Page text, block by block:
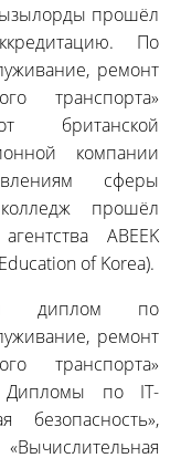
прошёл
По
ремонт
транспорта»
британской
компании
сферы
прошёл
ABEEK
of Korea).
диплом по
ремонт
транспорта»
Дипломы по IТ-
безопасность»,